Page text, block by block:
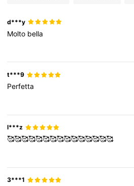
d***y
Molto bella
t***9
Perfetta
l***z
🥰🥰🥰🥰🥰🥰🥰🥰🥰🥰🥰🥰🥰🥰🥰
3***1